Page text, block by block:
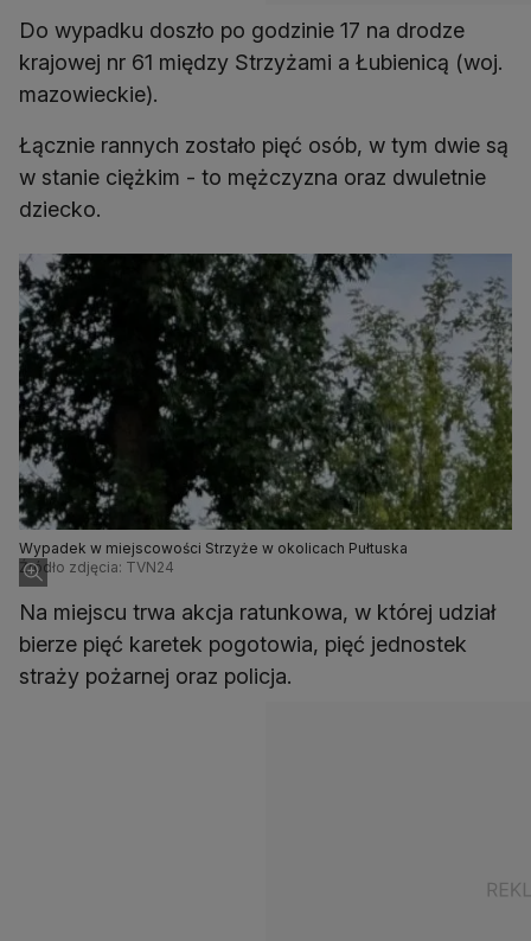
Do wypadku doszło po godzinie 17 na drodze
krajowej nr 61 między Strzyżami a Łubienicą (woj.
mazowieckie).
Łącznie rannych zostało pięć osób, w tym dwie są
w stanie ciężkim - to mężczyzna oraz dwuletnie
dziecko.
Wypadek w miejscowości Strzyże w okolicach Pułtuska
Źródło zdjęcia: TVN24
Na miejscu trwa akcja ratunkowa, w której udział
bierze pięć karetek pogotowia, pięć jednostek
straży pożarnej oraz policja.